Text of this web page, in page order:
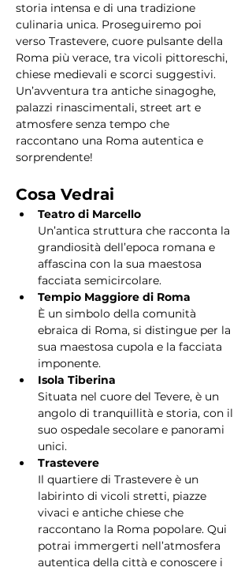
storia intensa e di una tradizione
culinaria unica. Proseguiremo poi
verso Trastevere, cuore pulsante della
Roma più verace, tra vicoli pittoreschi,
chiese medievali e scorci suggestivi.
Un’avventura tra antiche sinagoghe,
palazzi rinascimentali, street art e
atmosfere senza tempo che
raccontano una Roma autentica e
sorprendente!
Cosa Vedrai
Teatro di Marcello
Un’antica struttura che racconta la
grandiosità dell’epoca romana e
affascina con la sua maestosa
facciata semicircolare.
Tempio Maggiore di Roma
È un simbolo della comunità
ebraica di Roma, si distingue per la
sua maestosa cupola e la facciata
imponente.
Isola Tiberina
Situata nel cuore del Tevere, è un
angolo di tranquillità e storia, con il
suo ospedale secolare e panorami
unici.
Trastevere
Il quartiere di Trastevere è un
labirinto di vicoli stretti, piazze
vivaci e antiche chiese che
raccontano la Roma popolare. Qui
potrai immergerti nell’atmosfera
autentica della città e conoscere i